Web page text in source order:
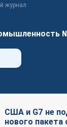
журнал
США и G7 не
нового пакета